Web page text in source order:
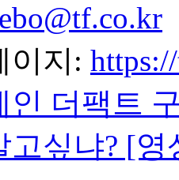
이지:
인 더팩트
고싶냐? [